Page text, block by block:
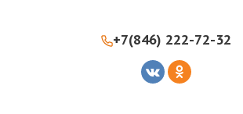
+7(846) 222-72-32